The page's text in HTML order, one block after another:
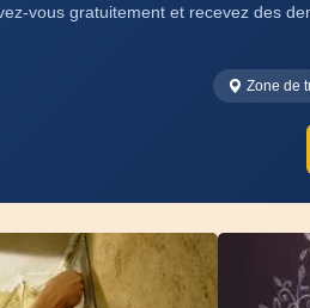
vous gratuitement et recevez des
Zone de